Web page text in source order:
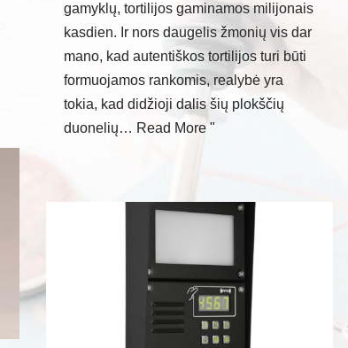
gamyklų, tortilijos gaminamos milijonais
kasdien. Ir nors daugelis žmonių vis dar
mano, kad autentiškos tortilijos turi būti
formuojamos rankomis, realybė yra
tokia, kad didžioji dalis šių plokščių
duonelių… Read More "